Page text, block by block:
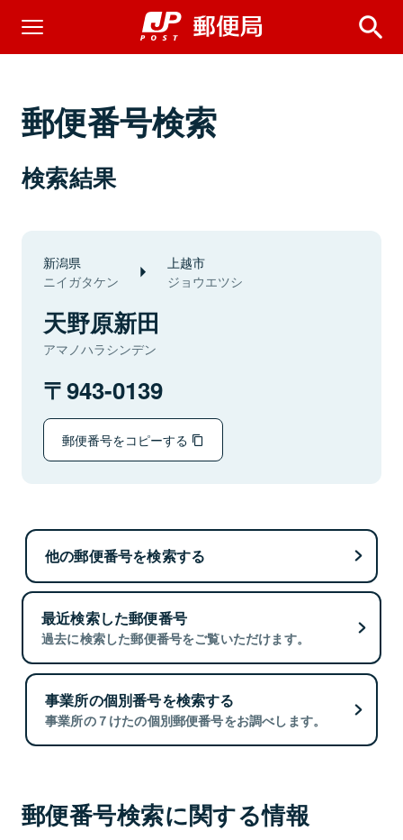
郵便番号検索
検索結果
新潟県
ニイガタケン
上越市
ジョウエツシ
天野原新田
アマノハラシンデン
943-0139
郵便番号をコピーする
他の郵便番号を検索する
最近検索した郵便番号
過去に検索した郵便番号をご覧いただけます。
事業所の個別番号を検索する
事業所の７けたの個別郵便番号をお調べします。
郵便番号検索に関する情報